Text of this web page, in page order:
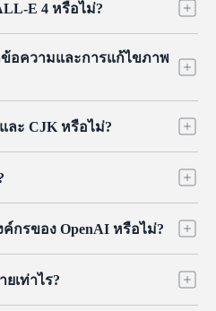
อความในรูปภาพที่แม่นยำ รองรับ
มเดล
ารแก้ไขครอบคลุมถึงการทำ
งแม่นยำด้วยภาพมาสก์ รวมไปถึง
ผสานอินพุตหลายรายการให้เป็น
ยว
E 4 หรือไม่?
แบรนด์ DALL-E อย่างสิ้นเชิงแล้ว
ะถูกปิดตัวลงในวันที่ 12 พฤษภาคม
ปัตยกรรมการถดถอยในตัวเองที่
ภาษา ซึ่งแตกต่างอย่างสิ้นเชิงกับ
อความและการแก้ไขภาพ
ารแก้ไขรวมถึงการทำ Inpainting
ยภาพมาสก์ รวมถึงการจัดองค์
รที่รวมอินพุตหลายตัวเข้าเป็น
ละ CJK หรือไม่?
ษาจีน ภาษาญี่ปุ่น และภาษา
ะลายเส้นที่ชัดเจน สิ่งนี้ช่วยให้คุณ
โพสต์โซเชียล และสื่อของแบรนด์
ข้อความด้วยตนเอง
ดิมสูงสุด 2K และสามารถใช้ 4K
ถขอขนาดที่ตั้งไว้ล่วงหน้าหรือ
กับโพสต์โซเชียล แบนเนอร์ และแอ
กรของ OpenAI หรือไม่?
แวร์ของตนเอง ซึ่งอาจกีดกันนัก
2 API บน Atlas Cloud คุณ
ยเท่าไร?